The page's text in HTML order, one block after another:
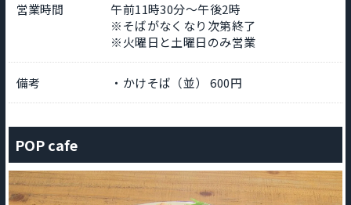
営業時間
午前11時30分～午後2時
※そばがなくなり次第終了
※火曜日と土曜日のみ営業
備考 ・かけそば（並） 600円
POP cafe